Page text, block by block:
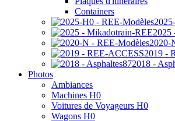
Containers
2025
2020-
2019 -
2018 -
Photos
Ambiances
Machines H0
Voitures de Voyageurs H0
Wagons H0